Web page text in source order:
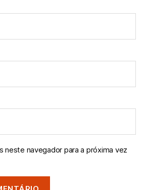
neste navegador para a próxima vez